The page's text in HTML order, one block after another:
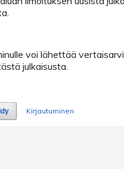
julkaisusta.
Kirjautuminen